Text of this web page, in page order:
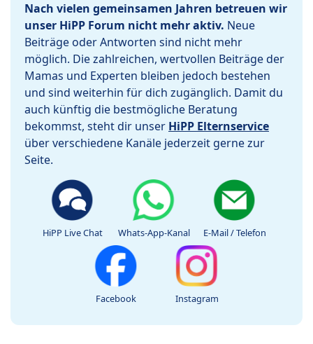
Nach vielen gemeinsamen Jahren betreuen wir
unser HiPP Forum nicht mehr aktiv. Neue
Beiträge oder Antworten sind nicht mehr
möglich. Die zahlreichen, wertvollen Beiträge der
Mamas und Experten bleiben jedoch bestehen
und sind weiterhin für dich zugänglich. Damit du
auch künftig die bestmögliche Beratung
bekommst, steht dir unser HiPP Elternservice
über verschiedene Kanäle jederzeit gerne zur
Seite.
HiPP Live Chat Whats-App-Kanal E-Mail / Telefon
Facebook Instagram